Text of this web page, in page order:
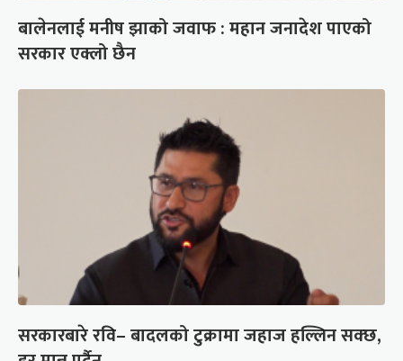
बालेनलाई मनीष झाको जवाफ : महान जनादेश पाएको
सरकार एक्लो छैन
सरकारबारे रवि– बादलको टुक्रामा जहाज हल्लिन सक्छ,